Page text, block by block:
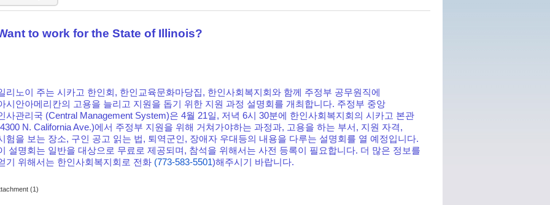
to work for the State of Illinois?
리노이 주는 시카고 한인회, 한인교육문화마당집, 한인사회복지회와 함께 주정부 공무원직에
시안아메리칸의 고용을 늘리고 지원을 돕기 위한 지원 과정 설명회를 개최합니다. 주정부 중앙
사관리국 (Central Management System)은 4월 21일, 저녁 6시 30분에 한인사회복지회의 시카고 본관
N. California Ave.)에서 주정부 지원을 위해 거쳐가야하는 과정과, 고용을 하는 부서, 지원 자격,
험을 보는 장소, 구인 공고 읽는 법, 퇴역군인, 장애자 우대등의 내용을 다루는 설명회를 열 예정입니다.
설명회는 일반을 대상으로 무료로 제공되며, 참석을 위해서는 사전 등록이 필요합니다. 더 많은 정보를
기 위해서는 한인사회복지회로 전화 (773-583-5501)해주시기 바랍니다.
(1)